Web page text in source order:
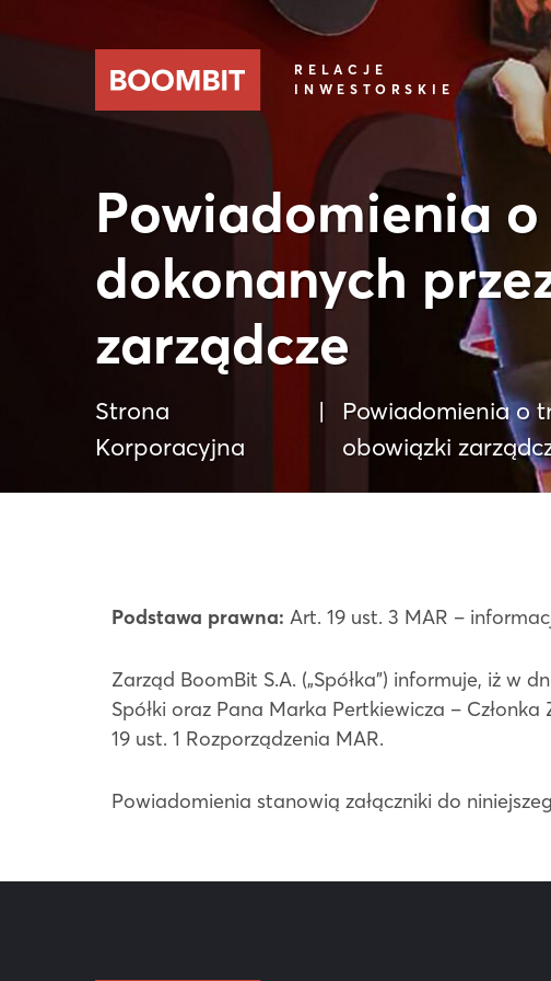
RELACJE
INWESTORSKIE
Powiadomienia
dokonanych
zarządcze
Strona
Korporacyjna
Powiadomienia o
obowiązki
Podstawa prawna: Art. 19 ust. 3 MAR –
Zarząd BoomBit S.A. („Spółka”) informuje, iż w
Spółki oraz Pana Marka Pertkiewicza –
19 ust. 1 Rozporządzenia MAR.
Powiadomienia stanowią załączniki do